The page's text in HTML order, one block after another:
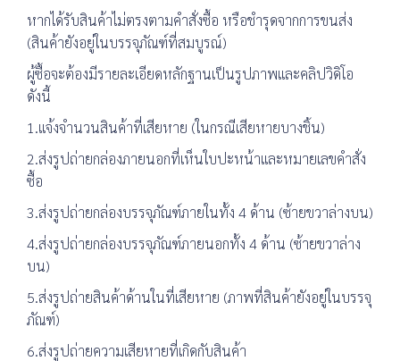
หากได้รับสินค้าไม่ตรงตามคำสั่งซื้อ หรือชำรุดจากการขนส่ง
(สินค้ายังอยู่ในบรรจุภัณฑ์ที่สมบูรณ์)
ผู้ซื้อจะต้องมีรายละเอียดหลักฐานเป็นรูปภาพและคลิปวิดิโอ
ดังนี้
1.แจ้งจำนวนสินค้าที่เสียหาย (ในกรณีเสียหายบางชิ้น)
2.ส่งรูปถ่ายกล่องภายนอกที่เห็นใบปะหน้าและหมายเลขคำสั่ง
ซื้อ
3.ส่งรูปถ่ายกล่องบรรจุภัณฑ์ภายในทั้ง 4 ด้าน (ซ้ายขวาล่างบน)
4.ส่งรูปถ่ายกล่องบรรจุภัณฑ์ภายนอกทั้ง 4 ด้าน (ซ้ายขวาล่าง
บน)
5.ส่งรูปถ่ายสินค้าด้านในที่เสียหาย (ภาพที่สินค้ายังอยู่ในบรรจุ
ภัณฑ์)
6.ส่งรูปถ่ายความเสียหายที่เกิดกับสินค้า